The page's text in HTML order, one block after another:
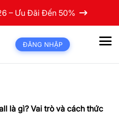
– Ưu Đãi Đến 50%
ĐĂNG NHẬP
là gì? Vai trò và cách thức